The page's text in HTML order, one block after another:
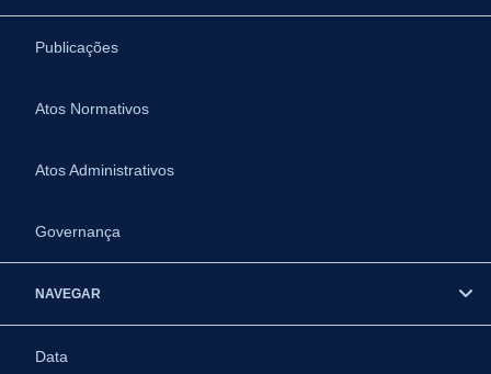
Publicações
Atos Normativos
Atos Administrativos
Governança
NAVEGAR
Data